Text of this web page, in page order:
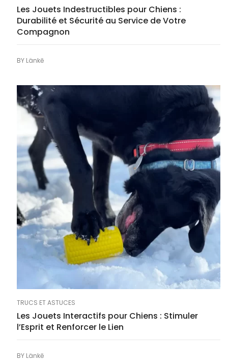
Les Jouets Indestructibles pour Chiens :
Durabilité et Sécurité au Service de Votre
Compagnon
BY Länkē
TRUCS ET ASTUCES
Les Jouets Interactifs pour Chiens : Stimuler
l’Esprit et Renforcer le Lien
BY Länkē